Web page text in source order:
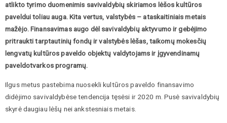
atlikto tyrimo duomenimis savivaldybių skiriamos lėšos kultūros
paveldui toliau auga. Kita vertus, valstybės – ataskaitiniais metais
mažėjo. Finansavimas augo dėl savivaldybių aktyvumo ir gebėjimo
pritraukti tarptautinių fondų ir valstybės lėšas, taikomų mokesčių
lengvatų kultūros paveldo objektų valdytojams ir įgyvendinamų
paveldotvarkos programų.
Ilgus metus pastebima nuosekli kultūros paveldo finansavimo
didėjimo savivaldybėse tendencija tęsėsi ir 2020 m. Pusė savivaldybių
skyrė daugiau lėšų nei ankstesniais metais.